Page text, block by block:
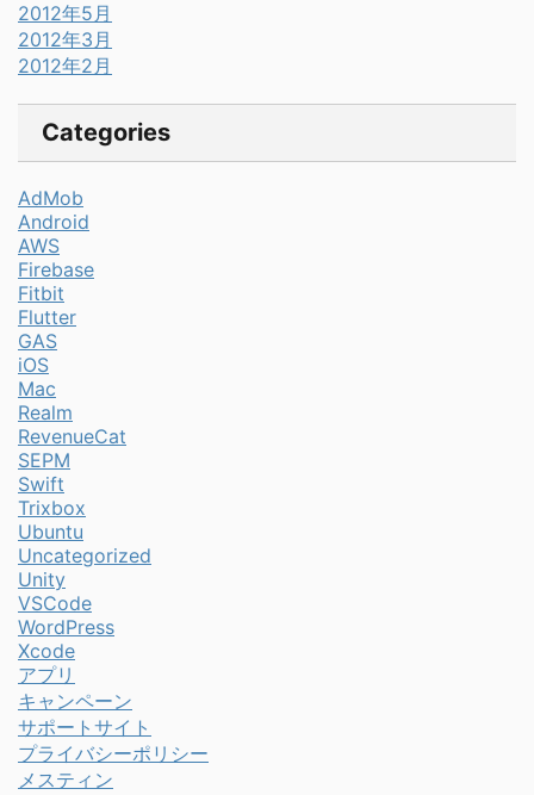
2012年5月
2012年3月
2012年2月
Categories
AdMob
Android
AWS
Firebase
Fitbit
Flutter
GAS
iOS
Mac
Realm
RevenueCat
SEPM
Swift
Trixbox
Ubuntu
Uncategorized
Unity
VSCode
WordPress
Xcode
アプリ
キャンペーン
サポートサイト
プライバシーポリシー
メスティン